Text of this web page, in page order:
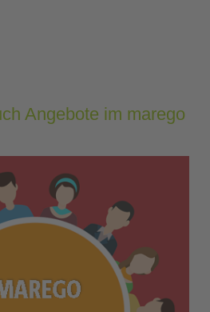
Angebote im marego